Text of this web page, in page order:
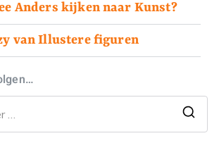
Anders kijken naar Kunst?
van Illustere figuren